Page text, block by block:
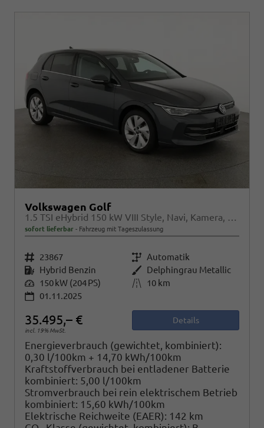
Volkswagen Golf
1.5 TSI eHybrid 150 kW VIII Style, Navi, Kamera, Side, LED-Plus
sofort lieferbar Fahrzeug mit Tageszulassung
Fahrzeugnr. 23867 Getriebe Automatik
Kraftstoff Hybrid Benzin Außenfarbe Delphingrau Metallic
Leistung 150 kW (204 PS) Kilometerstand
10 km
01.11.2025
35.495,– €
incl. 19% MwSt.
Details
Energieverbrauch (gewichtet, kombiniert):
0,30 l/100km + 14,70 kWh/100km
Kraftstoffverbrauch bei entladener Batterie
kombiniert: 5,00 l/100km
Stromverbrauch bei rein elektrischem Betrieb
kombiniert: 15,60 kWh/100km
Elektrische Reichweite (EAER): 142 km